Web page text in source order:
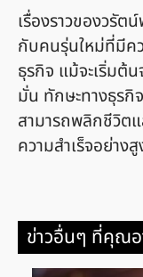
เรื่องราวของวรัต
กับคนรุ่นใหม่ที่มีค
ธุรกิจ แม้จะเริ่มต้
มั่น ทักษะทางธุรกิ
สามารถพลิกชีวิต
ความสำเร็จอย่างสู
ข่าวอื่นๆ ที่คุณอ